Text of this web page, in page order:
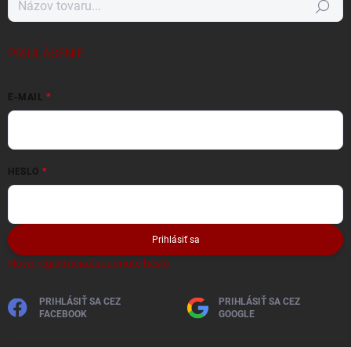
Hľadať
PRIHLÁSENIE
E-MAIL
HESLO
Prihlásiť sa
Nová registráciaZabudnuté heslo
PRIHLÁSIŤ SA CEZ
FACEBOOK
PRIHLÁSIŤ SA CEZ
GOOGLE